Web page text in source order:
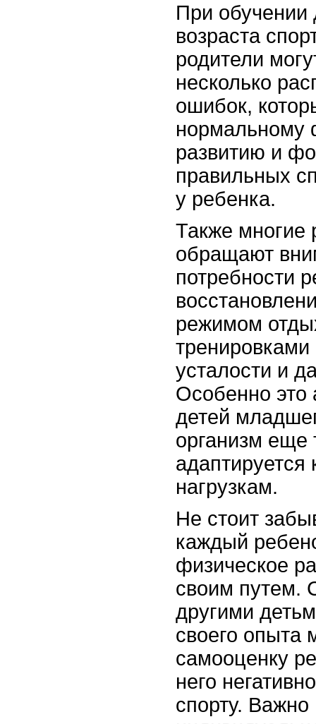
При обучении
возраста
родители
несколько
ошибок,
нормальному
развитию и
правильных
у ребенка.
Также многие
обращают
потребности
режимом
тренировками
усталости и
Особенно это
детей
организм еще
нагрузкам.
Не стоит
каждый
физическое
своим путем.
другими
своего опыта
самооценку
него
спорту.